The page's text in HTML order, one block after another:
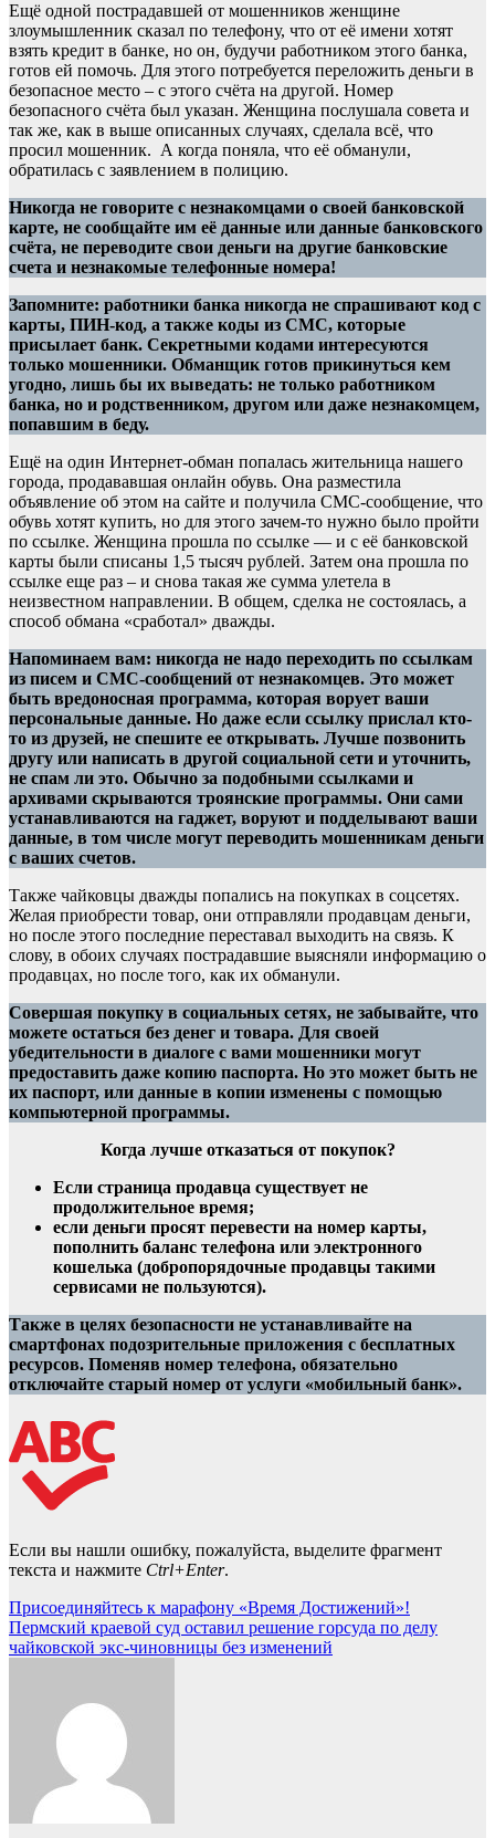
Ещё одной пострадавшей от мошенников женщине
злоумышленник сказал по телефону, что от её имени хотят
взять кредит в банке, но он, будучи работником этого банка,
готов ей помочь. Для этого потребуется переложить деньги в
безопасное место – с этого счёта на другой. Номер
безопасного счёта был указан. Женщина послушала совета и
так же, как в выше описанных случаях, сделала всё, что
просил мошенник. А когда поняла, что её обманули,
обратилась с заявлением в полицию.
Никогда не говорите с незнакомцами о своей банковской
карте, не сообщайте им её данные или данные банковского
счёта, не переводите свои деньги на другие банковские
счета и незнакомые телефонные номера!
Запомните: работники банка никогда не спрашивают код с
карты, ПИН-код, а также коды из СМС, которые
присылает банк. Секретными кодами интересуются
только мошенники. Обманщик готов прикинуться кем
угодно, лишь бы их выведать: не только работником
банка, но и родственником, другом или даже незнакомцем,
попавшим в беду.
Ещё на один Интернет-обман попалась жительница нашего
города, продававшая онлайн обувь. Она разместила
объявление об этом на сайте и получила СМС-сообщение, что
обувь хотят купить, но для этого зачем-то нужно было пройти
по ссылке. Женщина прошла по ссылке — и с её банковской
карты были списаны 1,5 тысяч рублей. Затем она прошла по
ссылке еще раз – и снова такая же сумма улетела в
неизвестном направлении. В общем, сделка не состоялась, а
способ обмана «сработал» дважды.
Напоминаем вам: никогда не надо переходить по ссылкам
из писем и СМС-сообщений от незнакомцев. Это может
быть вредоносная программа, которая ворует ваши
персональные данные. Но даже если ссылку прислал кто-
то из друзей, не спешите ее открывать. Лучше позвонить
другу или написать в другой социальной сети и уточнить,
не спам ли это. Обычно за подобными ссылками и
архивами скрываются троянские программы. Они сами
устанавливаются на гаджет, воруют и подделывают ваши
данные, в том числе могут переводить мошенникам деньги
с ваших счетов.
Также чайковцы дважды попались на покупках в соцсетях.
Желая приобрести товар, они отправляли продавцам деньги,
но после этого последние переставал выходить на связь. К
слову, в обоих случаях пострадавшие выясняли информацию о
продавцах, но после того, как их обманули.
Совершая покупку в социальных сетях, не забывайте, что
можете остаться без денег и товара. Для своей
убедительности в диалоге с вами мошенники могут
предоставить даже копию паспорта. Но это может быть не
их паспорт, или данные в копии изменены с помощью
компьютерной программы.
Когда лучше отказаться от покупок?
Если страница продавца существует не
продолжительное время;
если деньги просят перевести на номер карты,
пополнить баланс телефона или электронного
кошелька (добропорядочные продавцы такими
сервисами не пользуются).
Также в целях безопасности не устанавливайте на
смартфонах подозрительные приложения с бесплатных
ресурсов. Поменяв номер телефона, обязательно
отключайте старый номер от услуги «мобильный банк».
Если вы нашли ошибку, пожалуйста, выделите фрагмент
текста и нажмите Ctrl+Enter.
Навигация
по
Присоединяйтесь к марафону «Время Достижений»!
Пермский краевой суд оставил решение горсуда по делу
чайковской экс-чиновницы без изменений